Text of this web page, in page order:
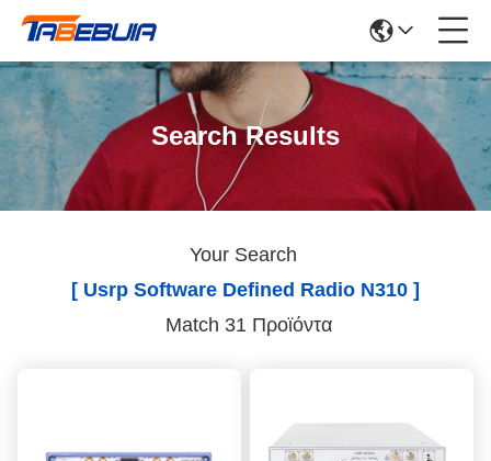
Search Results
Your Search
[ Usrp Software Defined Radio N310 ]
Match 31 Προϊόντα